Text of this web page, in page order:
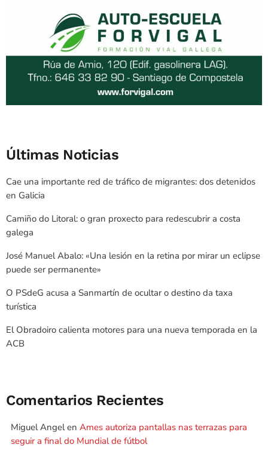
Últimas Noticias
Cae una importante red de tráfico de migrantes: dos detenidos
en Galicia
Camiño do Litoral: o gran proxecto para redescubrir a costa
galega
José Manuel Abalo: «Una lesión en la retina por mirar un eclipse
puede ser permanente»
O PSdeG acusa a Sanmartín de ocultar o destino da taxa
turística
El Obradoiro calienta motores para una nueva temporada en la
ACB
Comentarios Recientes
Miguel Angelen Ames autoriza pantallas nas terrazas para
seguir a final do Mundial de fútbol